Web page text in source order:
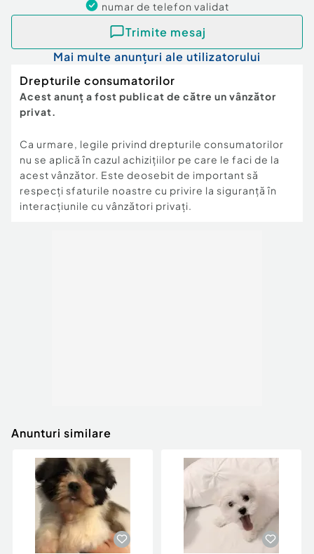
numar de telefon validat
Trimite mesaj
Mai multe anunțuri ale utilizatorului
Drepturile consumatorilor
Acest anunț a fost publicat de către un vânzător
privat.
Ca urmare, legile privind drepturile consumatorilor
nu se aplică în cazul achizițiilor pe care le faci de la
acest vânzător. Este deosebit de important să
respecți sfaturile noastre cu privire la siguranță în
interacțiunile cu vânzători privați.
Anunturi similare